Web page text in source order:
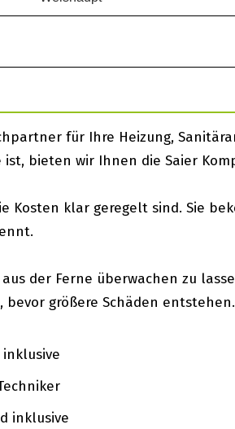
für Ihre Heizung,
bieten wir Ihnen die Saier
Kosten klar geregelt sind. Sie
der Ferne überwachen zu
größere Schäden entstehen.
inklusive